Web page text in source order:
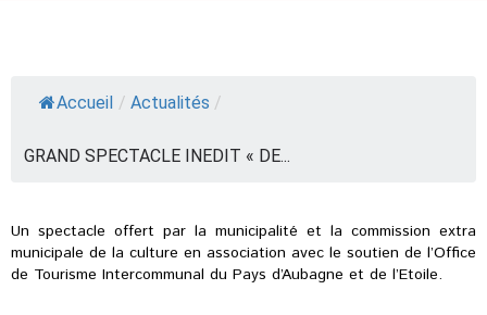
Accueil / Actualités /
GRAND SPECTACLE INEDIT « DE...
Un spectacle offert par la municipalité et la commission extra
municipale de la culture en association avec le soutien de l’Office
de Tourisme Intercommunal du Pays d’Aubagne et de l’Etoile.